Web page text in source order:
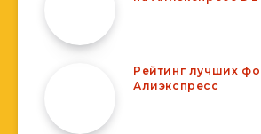
Рейтинг лучших
Алиэкспресс